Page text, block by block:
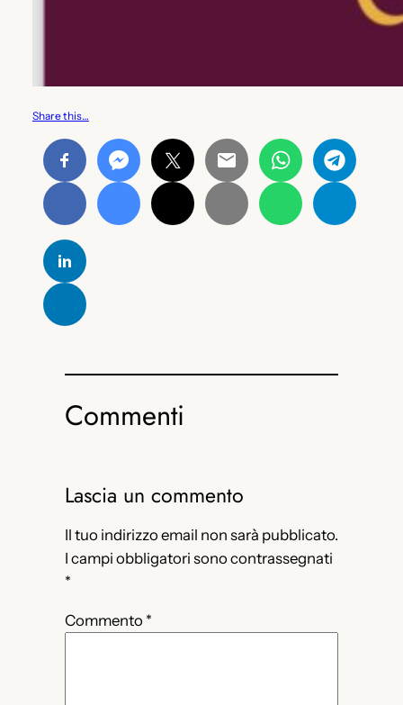
Share this…
Commenti
Lascia un commento
Il tuo indirizzo email non sarà pubblicato.
I campi obbligatori sono contrassegnati
*
Commento *